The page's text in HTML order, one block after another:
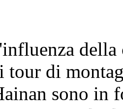
tour di
sono in